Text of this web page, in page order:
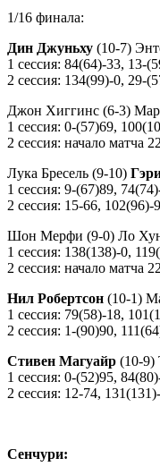
1/16 финала:
Дин Джуньху (10-7)
1 сессия: 84(64)-33, 13-
2 сессия: 134(99)-0, 29-
Джон Хиггинс (6-3)
1 сессия: 0-(57)69,
2 сессия: начало матча
Лука Бресель (9-10)
1 сессия: 9-(67)89,
2 сессия: 15-66,
Шон Мерфи (9-0) Ло
1 сессия: 138(138)-0,
2 сессия: начало матча
Нил Робертсон (10-1)
1 сессия: 79(58)-18,
2 сессия: 1-(90)90,
Стивен Магуайр (10-9)
1 сессия: 0-(52)95,
2 сессия: 12-74,
Сенчури: